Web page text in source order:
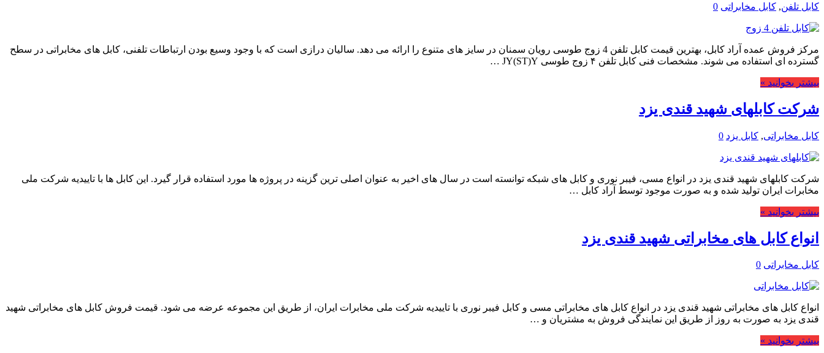
کابل تلفن, کابل مخابراتی 0
مرکز فروش عمده آراد کابل، بهترین قیمت کابل تلفن 4 زوج طوسی رویان سمنان در سایز های متنوع را ارائه می دهد. سالیان درازی است که با وجود وسیع بودن ارتباطات تلفنی، کابل های مخابراتی در سطح
گسترده ای استفاده می شوند. مشخصات فنی کابل تلفن ۴ زوج طوسی JY(ST)Y …
بیشتر بخوانید »
شرکت کابلهای شهید قندی یزد
کابل مخابراتی, کابل یزد 0
شرکت کابلهای شهید قندی یزد در انواع مسی، فیبر نوری و کابل های شبکه توانسته است در سال های اخیر به عنوان اصلی ترین گزینه در پروژه ها مورد استفاده قرار گیرد. این کابل ها با تاییدیه شرکت ملی
مخابرات ایران تولید شده و به صورت موجود توسط آراد کابل …
بیشتر بخوانید »
انواع کابل های مخابراتی شهید قندی یزد
کابل مخابراتی 0
انواع کابل های مخابراتی شهید قندی یزد در انواع کابل های مخابراتی مسی و کابل فیبر نوری با تاییدیه شرکت ملی مخابرات ایران، از طریق این مجموعه عرضه می شود. قیمت فروش کابل های مخابراتی شهید
قندی یزد به صورت به روز از طریق این نمایندگی فروش به مشتریان و …
بیشتر بخوانید »